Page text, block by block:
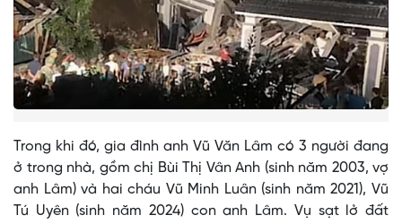
Trong khi đó, gia đình anh Vũ Văn Lâm có 3 người đang
ở trong nhà, gồm chị Bùi Thị Vân Anh (sinh năm 2003, vợ
anh Lâm) và hai cháu Vũ Minh Luân (sinh năm 2021), Vũ
Tú Uyên (sinh năm 2024) con anh Lâm. Vụ sạt lở đất